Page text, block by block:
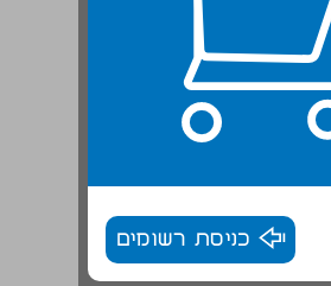
כניסת רשומים